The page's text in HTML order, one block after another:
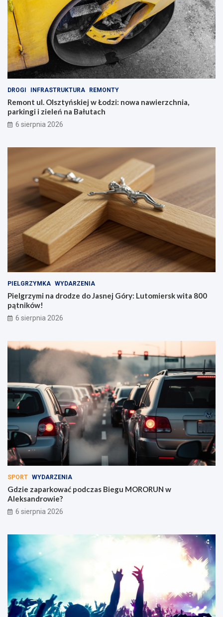
DROGI INFRASTRUKTURA REMONTY
Remont ul. Olsztyńskiej w Łodzi: nowa nawierzchnia,
parkingi i zieleń na Bałutach
6 sierpnia 2026
PIELGRZYMKA WYDARZENIA
Pielgrzymi na drodze do Jasnej Góry: Lutomiersk wita 800
pątników!
6 sierpnia 2026
SPORT WYDARZENIA
Gdzie zaparkować podczas Biegu MORORUN w
Aleksandrowie?
6 sierpnia 2026